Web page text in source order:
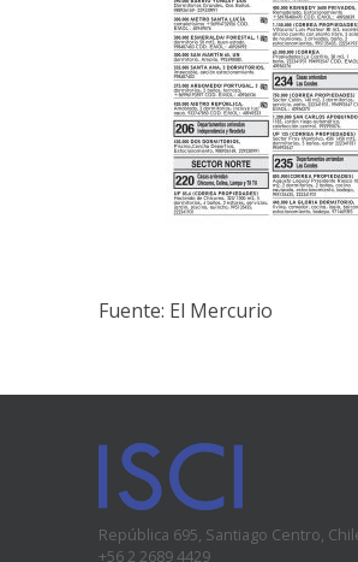
Fuente: El Mercurio
República 695, Santiago Centro,
+56 2 2689 4429